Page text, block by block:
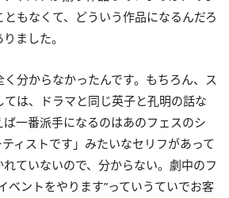
もなくて、どういう作品になるんだろ
ました。
分からなかったんです。もちろん、ス
ては、ドラマと同じ英子と孔明の話な
一番派手になるのはあのフェスのシ
ィストです」みたいなセリフがあって
ていないので、分からない。劇中のフ
ベントをやります”っていうていでお客